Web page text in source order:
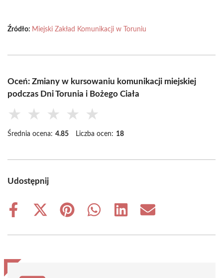
Źródło: Miejski Zakład Komunikacji w Toruniu
Oceń: Zmiany w kursowaniu komunikacji miejskiej
podczas Dni Torunia i Bożego Ciała
★ ★ ★ ★ ★
Średnia ocena: 4.85 Liczba ocen: 18
Udostępnij
Share
Share
(Twitter)
Share
Share
Share
Share